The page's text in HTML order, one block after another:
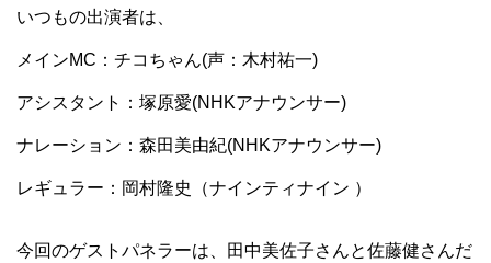
いつもの出演者は、
メインMC：チコちゃん(声：木村祐一)
アシスタント：塚原愛(NHKアナウンサー)
ナレーション：森田美由紀(NHKアナウンサー)
レギュラー：岡村隆史（ナインティナイン ）
今回のゲストパネラーは、田中美佐子さんと佐藤健さんだ